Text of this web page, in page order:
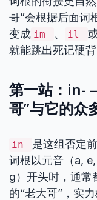
哥”会根据后面词
变成 im- 、 il-
就能跳出死记硬
第一站：in-
哥”与它的众
in- 是这组否定
词根以元音（a,
g）开头时，通常
的“老大哥”，实